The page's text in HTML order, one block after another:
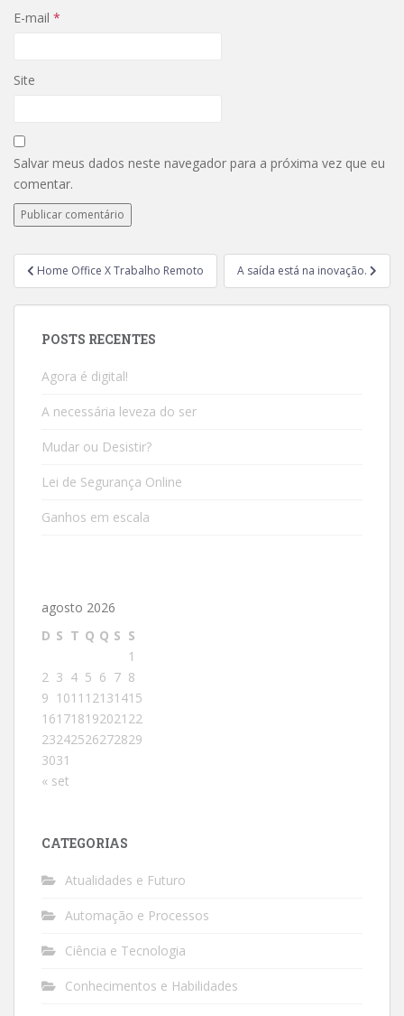
E-mail *
Site
Salvar meus dados neste navegador para a próxima vez que eu
comentar.
Home Office X Trabalho Remoto A saída está na inovação.
POSTS RECENTES
Agora é digital!
A necessária leveza do ser
Mudar ou Desistir?
Lei de Segurança Online
Ganhos em escala
agosto 2026
D S T Q Q S S
1
2 3 4 5 6 7 8
9 1011 12131415
161718192021 22
23242526272829
3031
« set
CATEGORIAS
Atualidades e Futuro
Automação e Processos
Ciência e Tecnologia
Conhecimentos e Habilidades